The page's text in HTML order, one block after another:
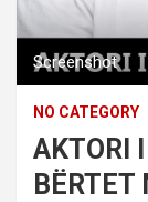
Screenshot
NO CATEGORY
AKTORI